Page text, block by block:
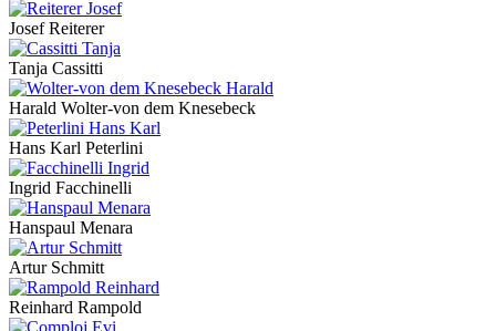
Josef Reiterer
Tanja Cassitti
Harald Wolter-von dem Knesebeck
Hans Karl Peterlini
Ingrid Facchinelli
Hanspaul Menara
Artur Schmitt
Reinhard Rampold